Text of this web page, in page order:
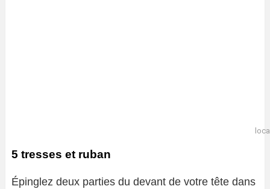
5 tresses et ruban
Épinglez deux parties du devant de votre tête dans